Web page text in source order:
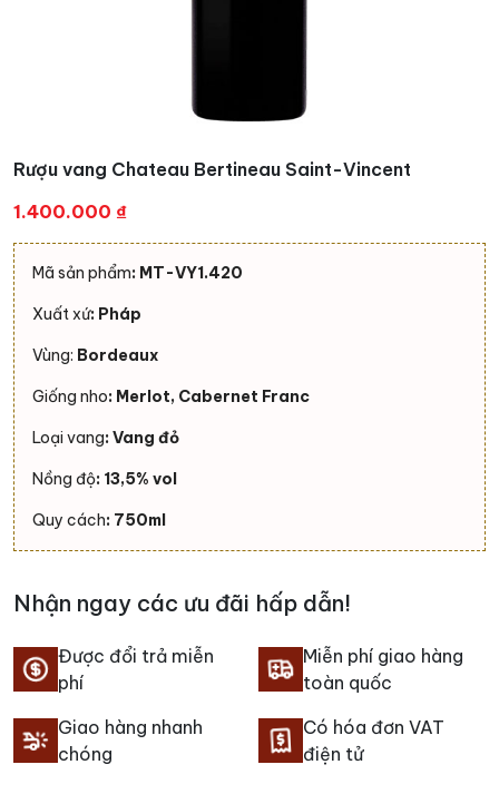
Rượu vang Chateau Bertineau Saint-Vincent
1.400.000 ₫
Mã sản phẩm: MT-VY1.420
Xuất xứ: Pháp
Vùng: Bordeaux
Giống nho: Merlot, Cabernet Franc
Loại vang: Vang đỏ
Nồng độ: 13,5% vol
Quy cách: 750ml
Nhận ngay các ưu đãi hấp dẫn!
Được đổi trả miễn
phí
Miễn phí giao hàng
toàn quốc
Giao hàng nhanh
chóng
Có hóa đơn VAT
điện tử